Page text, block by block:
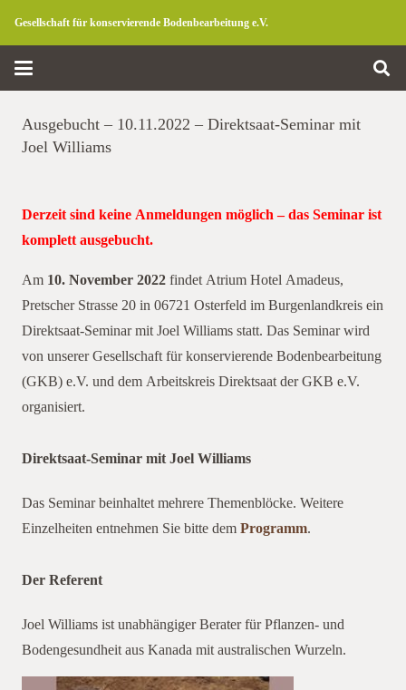
Gesellschaft für konservierende Bodenbearbeitung e.V.
Ausgebucht – 10.11.2022 – Direktsaat-Seminar mit
Joel Williams
Derzeit sind keine Anmeldungen möglich – das Seminar ist
komplett ausgebucht.
Am 10. November 2022findet Atrium Hotel Amadeus,
Pretscher Strasse 20 in 06721 Osterfeld im Burgenlandkreis ein
Direktsaat-Seminar mit Joel Williams statt. Das Seminar wird
von unserer Gesellschaft für konservierende Bodenbearbeitung
(GKB) e.V. und dem Arbeitskreis Direktsaat der GKB e.V.
organisiert.
Direktsaat-Seminar mit Joel Williams
Das Seminar beinhaltet mehrere Themenblöcke. Weitere
Einzelheiten entnehmen Sie bitte demProgramm.
Der Referent
Joel Williams ist unabhängiger Berater für Pflanzen- und
Bodengesundheit aus Kanada mit australischen Wurzeln.